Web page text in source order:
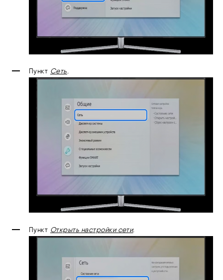
Пункт Сеть.
Пункт Открыть настройки сети.